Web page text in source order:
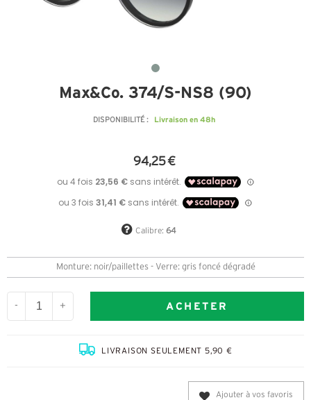
Max&Co. 374/S-NS8 (9O)
DISPONIBILITÉ : Livraison en 48h
94,25 €
Calibre: 64
Monture: noir/paillettes - Verre: gris foncé dégradé
- + ACHETER
LIVRAISON SEULEMENT 5,90 €
Ajouter à vos favoris